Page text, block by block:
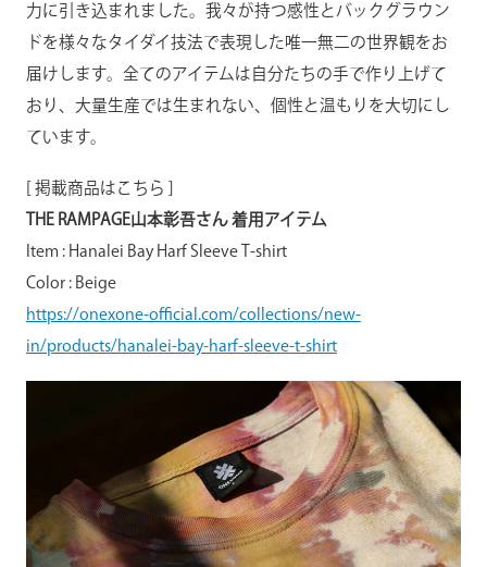
力に引き込まれました。我々が持つ感性とバックグラウン
ドを様々なタイダイ技法で表現した唯一無二の世界観をお
届けします。全てのアイテムは自分たちの手で作り上げて
おり、大量生産では生まれない、個性と温もりを大切にし
ています。
[ 掲載商品はこちら ]
THE RAMPAGE山本彰吾さん 着用アイテム
Item : Hanalei Bay Harf Sleeve T-shirt
Color : Beige
https://onexone-official.com/collections/new-
in/products/hanalei-bay-harf-sleeve-t-shirt